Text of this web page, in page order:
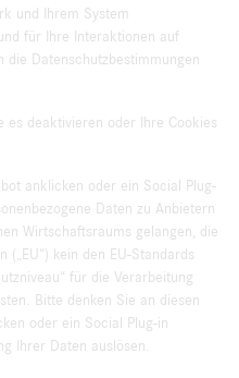
und Ihrem System
für Ihre Interaktionen auf
die Datenschutzbestimmungen
es deaktivieren oder Ihre Cookies
anklicken oder ein Social Plug-
Daten zu Anbietern
Wirtschaftsraums gelangen, die
kein den EU-Standards
für die Verarbeitung
Bitte denken Sie an diesen
oder ein Social Plug-in
Ihrer Daten auslösen.